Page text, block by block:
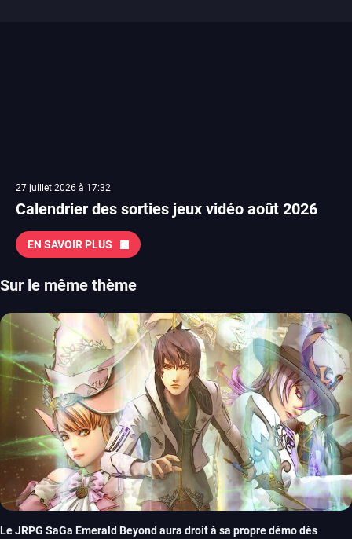
27 juillet 2026 à 17:32
Calendrier des sorties jeux vidéo août 2026
EN SAVOIR PLUS
Sur le même thème
Le JRPG SaGa Emerald Beyond aura droit à sa propre démo dès